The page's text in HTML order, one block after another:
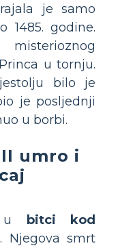
je samo
1485. godine.
u tornju.
bilo je
je posljednji
u borbi.
umro i
u
bitci kod
Njegova smrt